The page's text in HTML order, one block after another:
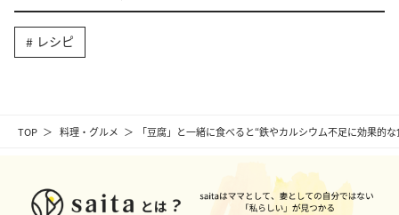
TOP 料理・グルメ 「豆腐」と一緒に食べると“鉄やカルシウム不足に効果的
レシピ